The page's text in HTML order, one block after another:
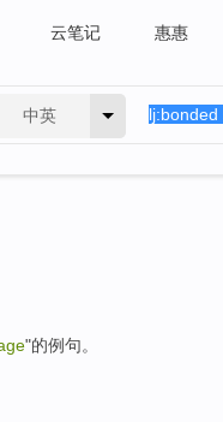
云笔记 惠惠
中英
"的例句。